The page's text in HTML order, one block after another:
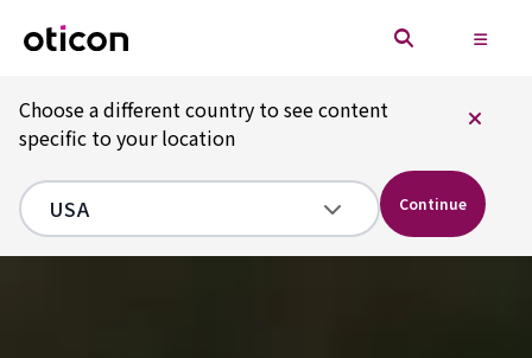
Choose a different country to see content
specific to your location
Continue